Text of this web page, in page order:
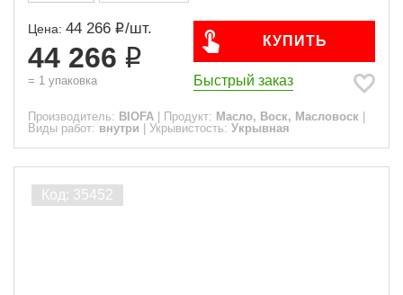
Цена: 44 266 /шт.
44 266
= 1 упаковка
КУПИТЬ
Быстрый заказ
Производитель: BIOFA Продукт: Масло, Воск, Масловоск
Виды работ: внутри Укрывистость: Укрывная